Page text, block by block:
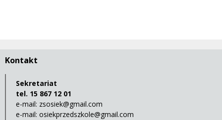
Kontakt
Sekretariat
tel. 15 867 12 01
e-mail: zsosiek@gmail.com
e-mail: osiekprzedszkole@gmail.com